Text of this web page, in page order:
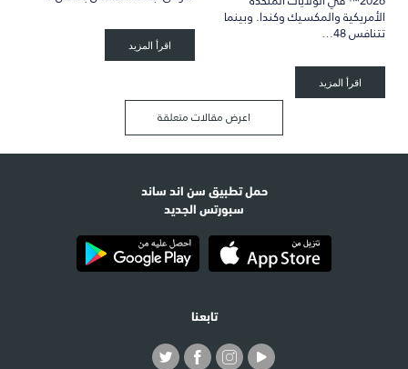
الأمريكية والمكسيك وكندا. وبينما
تتنافس 48…
اقرأ المزيد
اقرأ المزيد
اعرض مقالات متعلقة
حمل تطبيق سن اند ساند
سبورتس الجديد
تابعنا